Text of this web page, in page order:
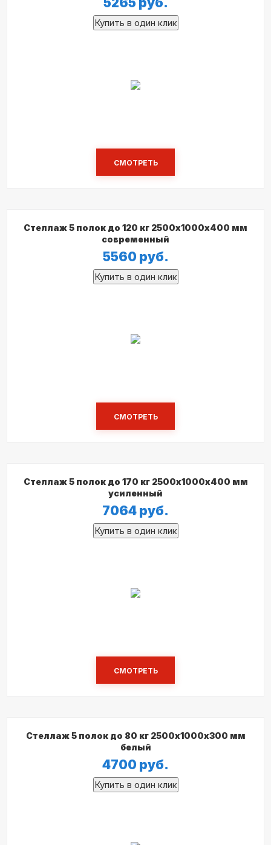
СМОТРЕТЬ
Стеллаж 5 полок до 120 кг 2500х1000х400 мм
современный
5560 руб.
СМОТРЕТЬ
Стеллаж 5 полок до 170 кг 2500х1000х400 мм
усиленный
7064 руб.
СМОТРЕТЬ
Стеллаж 5 полок до 80 кг 2500х1000х300 мм
белый
4700 руб.